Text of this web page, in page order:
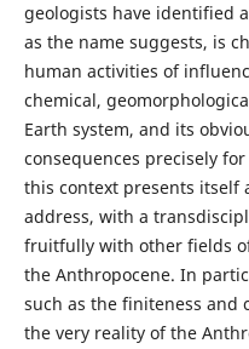
geologists have identified
as the name suggests, is
human activities of
chemical,
Earth system, and its
consequences precisely
this context presents itself
address, with a
fruitfully with other fields
the Anthropocene. In
such as the finiteness and
the very reality of the